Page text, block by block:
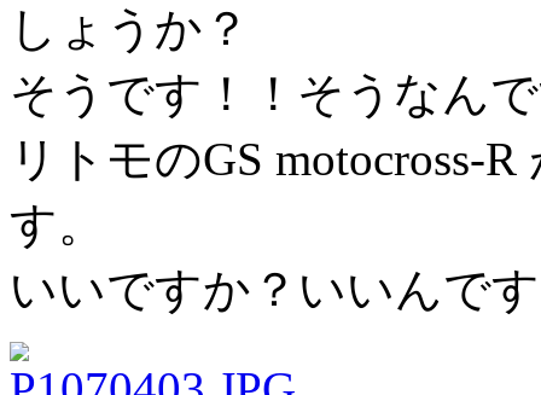
しょうか？
そうです！！そうなん
リトモのGS motocross-
す。
いいですか？いいんで